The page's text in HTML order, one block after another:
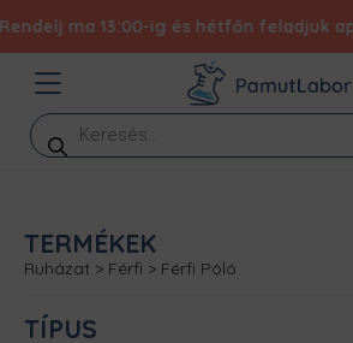
ma 13:00-ig és hétfőn feladjuk
Products
search
TERMÉKEK
Ruházat > Férfi > Férfi Póló
TÍPUS